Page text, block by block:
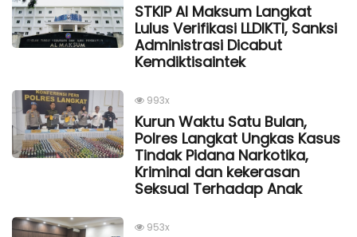
STKIP Al Maksum Langkat
Lulus Verifikasi LLDIKTI, Sanksi
Administrasi Dicabut
Kemdiktisaintek
993x
Kurun Waktu Satu Bulan,
Polres Langkat Ungkas Kasus
Tindak Pidana Narkotika,
Kriminal dan kekerasan
Seksual Terhadap Anak
953x